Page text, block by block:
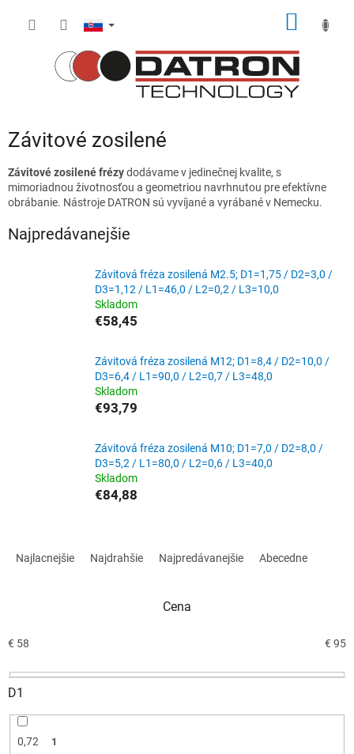
Závitové zosilené
Závitové zosilené frézydodávame v jedinečnej kvalite, s
mimoriadnou životnosťou a geometriou navrhnutou pre efektívne
obrábanie. Nástroje DATRON sú vyvíjané a vyrábané v Nemecku.
Najpredávanejšie
Závitová fréza zosilená M2.5; D1=1,75 / D2=3,0 /
D3=1,12 / L1=46,0 / L2=0,2 / L3=10,0
Skladom
€58,45
Závitová fréza zosilená M12; D1=8,4 / D2=10,0 /
D3=6,4 / L1=90,0 / L2=0,7 / L3=48,0
Skladom
€93,79
Závitová fréza zosilená M10; D1=7,0 / D2=8,0 /
D3=5,2 / L1=80,0 / L2=0,6 / L3=40,0
Skladom
€84,88
e
r
o
d
Najlacnejšie Najdrahšie Najpredávanejšie Abecedne
Cena
€ 58 € 95
D1
0,72 1